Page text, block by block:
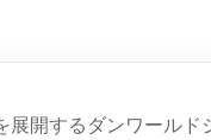
展開するダンワール